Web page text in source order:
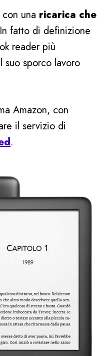
una ricarica che
fatto di definizione
reader più
suo sporco lavoro
Amazon, con
il servizio di
.